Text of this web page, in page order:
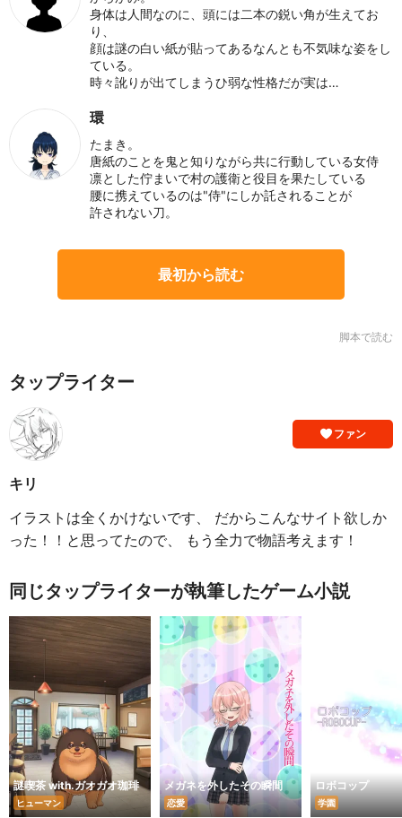
身体は人間なのに、頭には二本の鋭い角が生えてお
り、
顔は謎の白い紙が貼ってあるなんとも不気味な姿をし
ている。
時々訛りが出てしまうひ弱な性格だが実は…
環
たまき。
唐紙のことを鬼と知りながら共に行動している女侍
凛とした佇まいで村の護衛と役目を果たしている
腰に携えているのは"侍"にしか託されることが
許されない刀。
最初から読む
脚本で読む
タップライター
ファン
キリ
イラストは全くかけないです、 だからこんなサイト欲しか
った！！と思ってたので、 もう全力で物語考えます！
同じタップライターが執筆したゲーム小説
謎喫茶 with.ガオガオ珈琲
ヒューマン
メガネを外したその瞬間
恋愛
ロボコップ
学園